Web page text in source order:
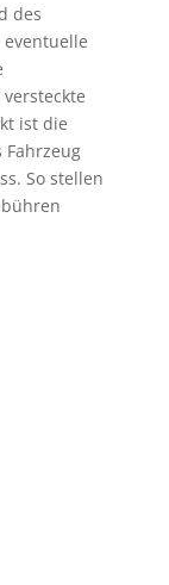
des
ist die
Fahrzeug
So stellen